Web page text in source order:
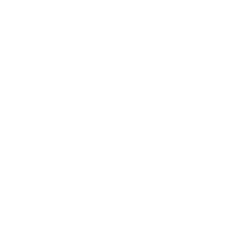
です。
ありません。
です。
ず変更すること